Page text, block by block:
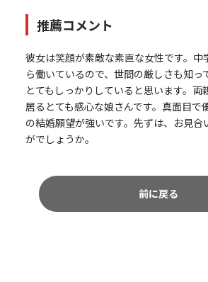
推薦コメント
彼女は笑顔が素敵な素直な女性です。中
ら働いているので、世間の厳しさも知っ
とてもしっかりしていると思います。両
居るとても感心な娘さんです。真面目で
の結婚願望が強いです。先ずは、お見合
がでしょうか。
前に戻る